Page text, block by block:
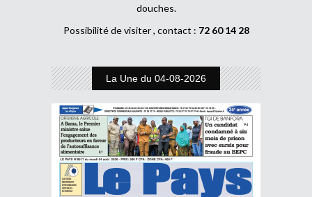
douches.
Possibilité de visiter , contact : 72 60 14 28
La Une du 04-08-2026